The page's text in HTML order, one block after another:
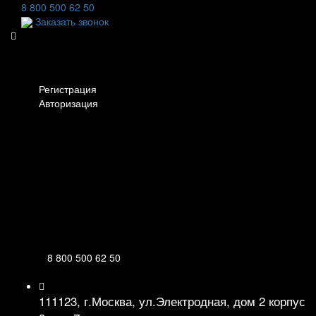
8 800 500 62 50
Заказать звонок
Регистрация
Авторизация
8 800 500 62 50
111123, г.Москва, ул.Электродная, дом 2 корпус